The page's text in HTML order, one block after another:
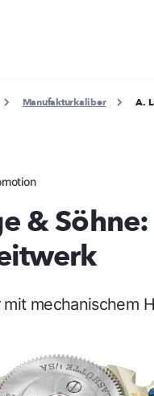
Manufakturkaliber A.
&
mit mechanischem